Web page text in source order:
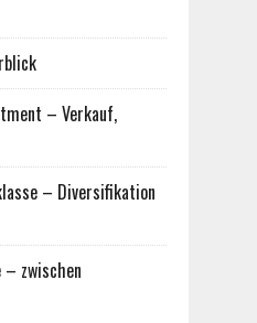
– Verkauf,
– Diversifikation
zwischen